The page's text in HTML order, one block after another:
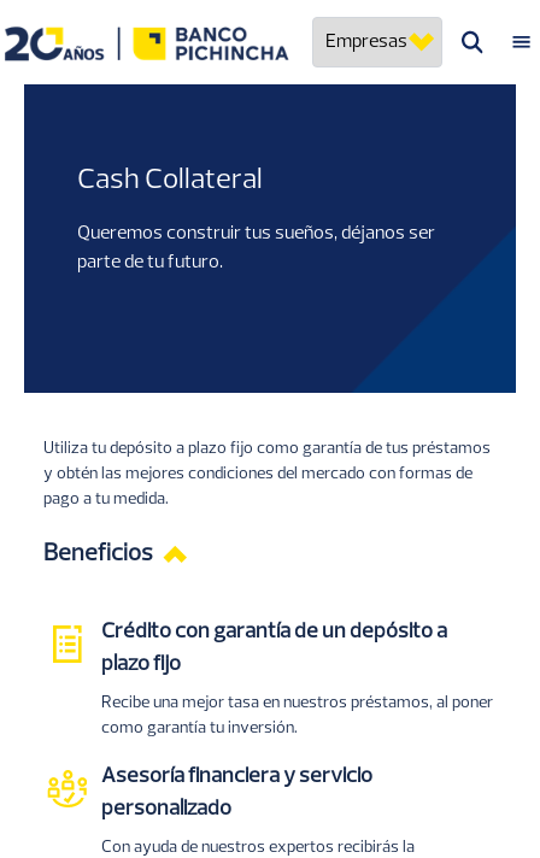
al
Navegación
Cash Collateral
Queremos construir tus sueños, déjanos ser
parte de tu futuro.
Utiliza tu depósito a plazo fijo como garantía de tus préstamos
y obtén las mejores condiciones del mercado con formas de
pago a tu medida.
Beneficios
Imagen Crédito con garantía de un depósito a
plazo fijo
Recibe una mejor tasa en nuestros préstamos, al poner
como garantía tu inversión.
ImagenAsesoría financiera y servicio
personalizado
Con ayuda de nuestros expertos recibirás la